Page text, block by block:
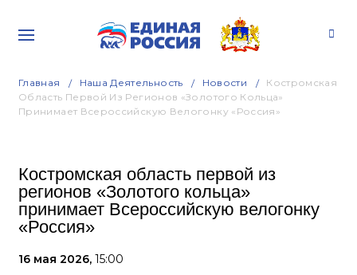
Главная Наша Деятельность Новости
Костромская
Область Первой Из Регионов «Золотого Кольца»
Принимает Всероссийскую Велогонку «Россия»
Костромская область первой из
регионов «Золотого кольца»
принимает Всероссийскую велогонку
«Россия»
16 мая 2026, 15:00